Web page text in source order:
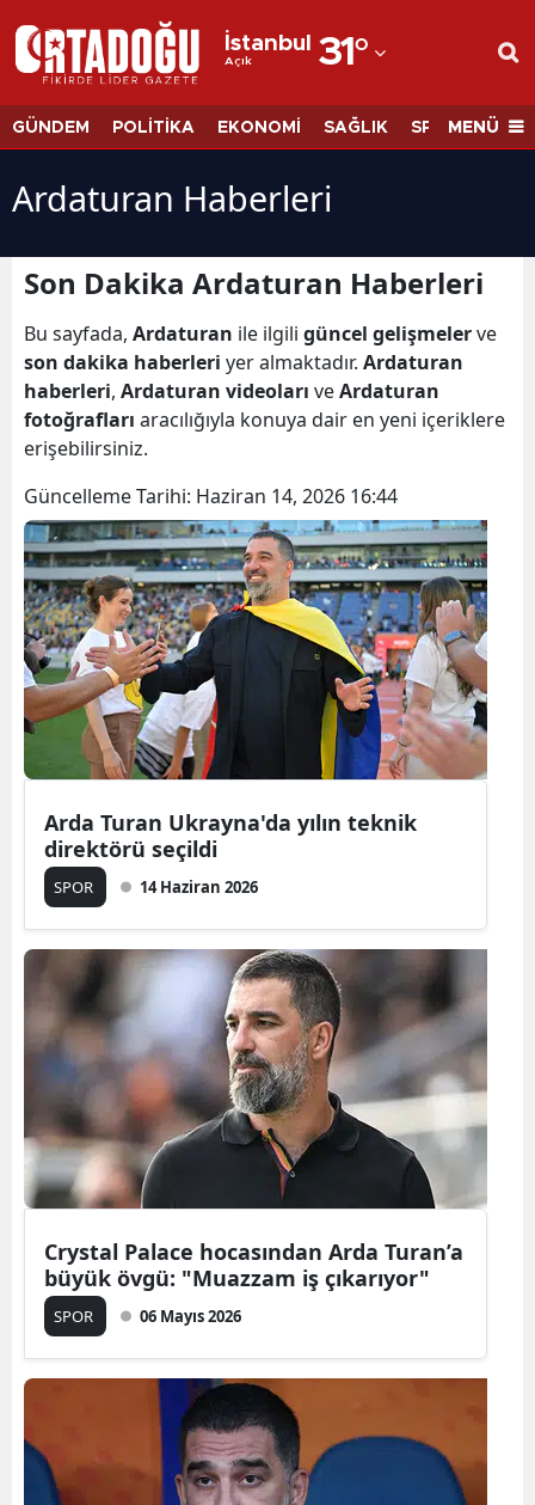
İstanbul
Açık 31°
Adana
Adıyaman
Ağrı
Antalya
Artvin
Balıkesir
Bilecik
Bingöl
Bitlis
Çorum
Denizli
Diyarbakır
Edirne
Elazığ
Erzincan
Erzurum
Eskişehir
Giresun
Gümüşhane
Hakkari
GÜNDEM POLİTİKA EKONOMİ SAĞLIK SPORMENÜ
Ardaturan Haberleri
Son Dakika Ardaturan Haberleri
Bu sayfada, Ardaturan ile ilgili güncel gelişmelerve
son dakika haberleri yer almaktadır. Ardaturan
haberleri, Ardaturan videoları veArdaturan
fotoğrafları aracılığıyla konuya dair en yeni içeriklere
erişebilirsiniz.
Güncelleme Tarihi: Haziran 14, 2026 16:44
Arda Turan Ukrayna'da yılın teknik
direktörü seçildi
SPOR 14 Haziran 2026
Crystal Palace hocasından Arda Turan’a
büyük övgü: "Muazzam iş çıkarıyor"
SPOR 06 Mayıs 2026